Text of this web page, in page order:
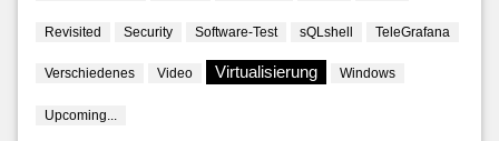
Revisited Security Software-Test sQLshell TeleGrafana
Verschiedenes Video Virtualisierung Windows
Upcoming...